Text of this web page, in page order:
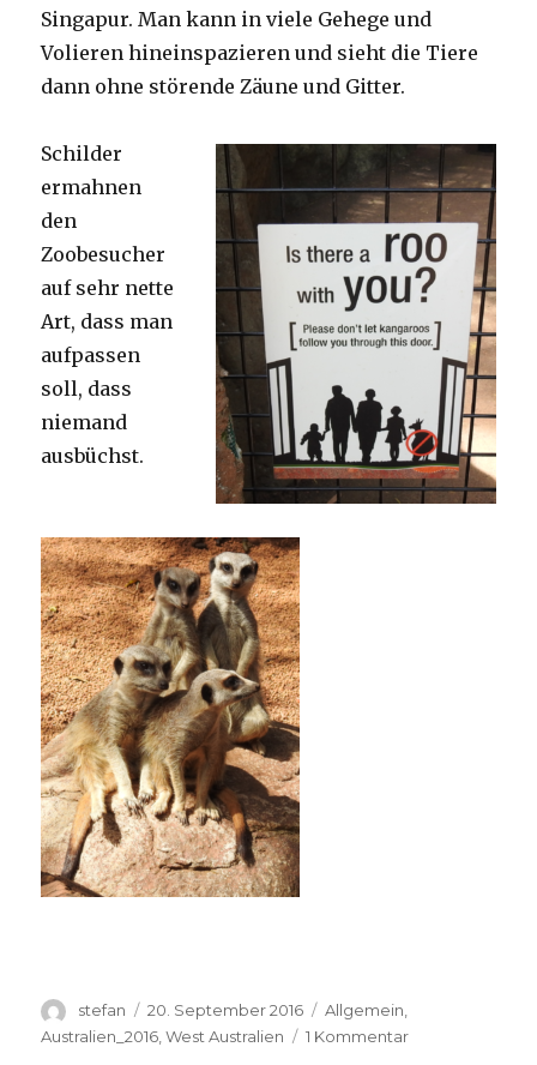
Singapur. Man kann in viele Gehege und
Volieren hineinspazieren und sieht die Tiere
dann ohne störende Zäune und Gitter.
Schilder
ermahnen
den
Zoobesucher
auf sehr nette
Art, dass man
aufpassen
soll, dass
niemand
ausbüchst.
Autor
stefan
Veröffentlicht
am
20. September 2016 Kategorien
Allgemein,
Australien_2016 ,West Australien 1 Kommentarzu